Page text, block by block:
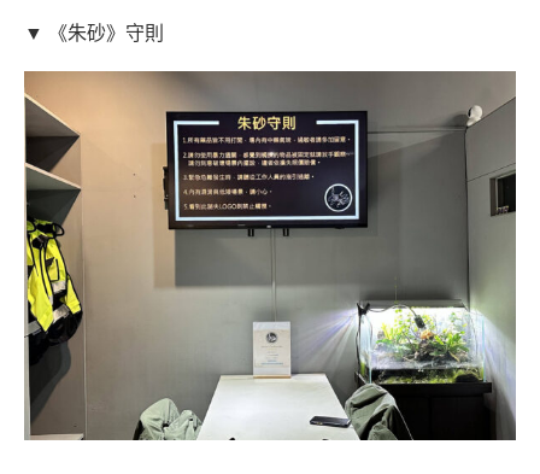
▼ 《朱砂》守則